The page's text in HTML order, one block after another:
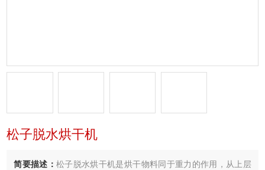
松子脱水烘干机
简要描述： 松子脱水烘干机是烘干物料同于重力的作用，从上层